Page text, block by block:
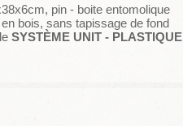
pin - boite entomolique
bois, sans tapissage de fond
SYSTÈME UNIT - PLASTIQUE